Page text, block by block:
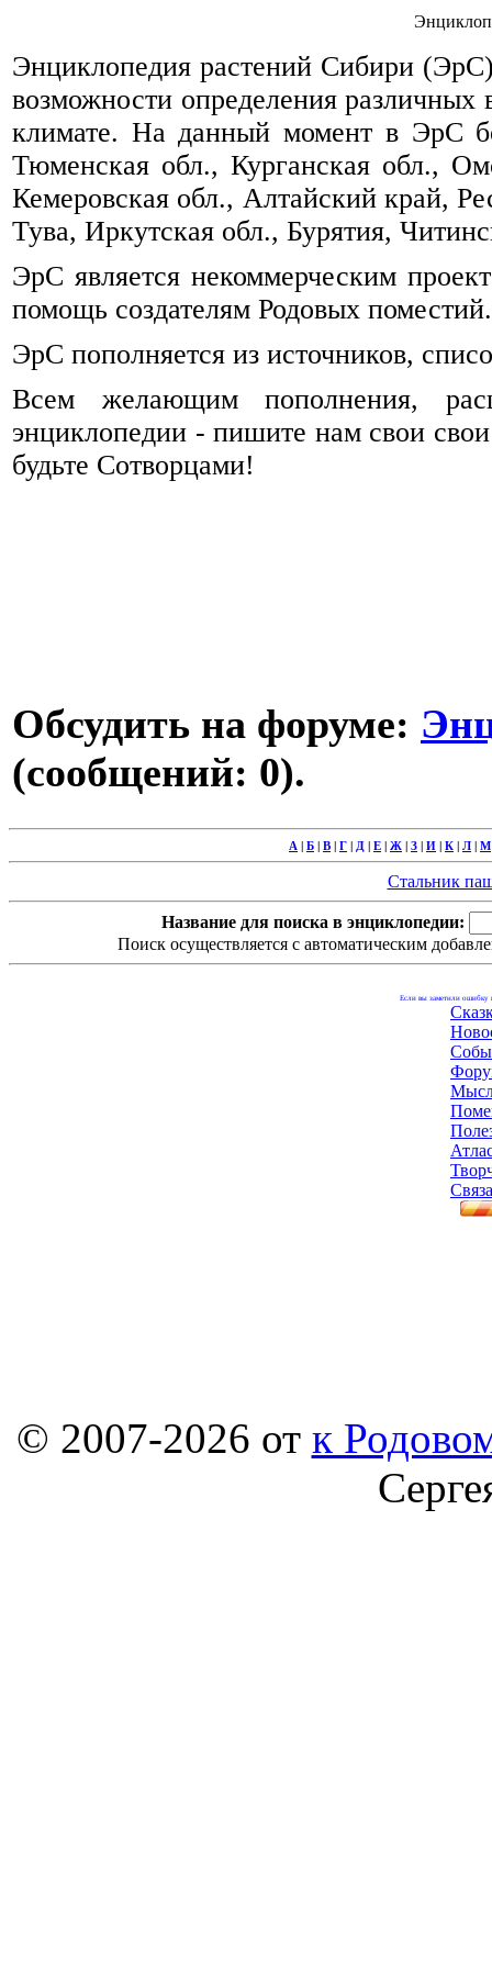
Энциклопедия растений Сибири (ЭрС)
возможности определения
климате. На данный момент в ЭрС
Тюменская обл., Курганская обл.,
Кемеровская обл., Алтайский край,
Тува, Иркутская обл., Бурятия,
ЭрС является некоммерческим
помощь создателям Родовых поместий.
ЭрС пополняется из источников,
Всем желающим пополнения,
энциклопедии - пишите нам свои
будьте Сотворцами!
Обсудить на форуме:
(сообщений: 0).
А | Б | В | Г | Д | Е | Ж | З | И | К | Л | М
Стальник
Название для поиска в энциклопедии:
Поиск осуществляется с автоматическим
Если вы заметили ошибку
© 2007-2026 от к